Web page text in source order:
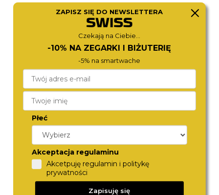
TORII
G38NM.NG
450,- 450,-
ZAPISZ SIĘ DO NEWSLETTERA
Czekają na Ciebie...
-10% NA ZEGARKI I BIŻUTERIĘ
-5% na smartwache
Płeć
Akceptacja regulaminu
Akcetpuję regulamin i politykę
prywatności
Zapisuję się